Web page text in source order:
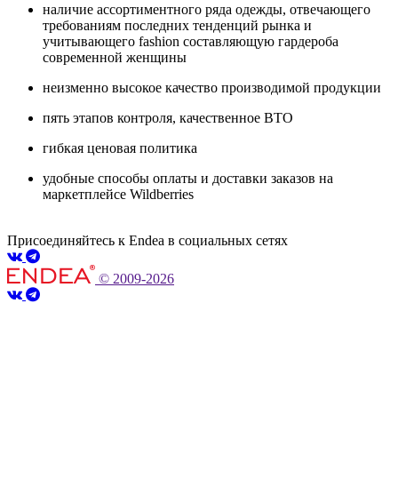
наличие ассортиментного ряда одежды, отвечающего
требованиям последних тенденций рынка и
учитывающего fashion составляющую гардероба
современной женщины
неизменно высокое качество производимой продукции
пять этапов контроля, качественное ВТО
гибкая ценовая политика
удобные способы оплаты и доставки заказов на
маркетплейсе Wildberries
Присоединяйтесь к Endea в социальных сетях
© 2009-2026